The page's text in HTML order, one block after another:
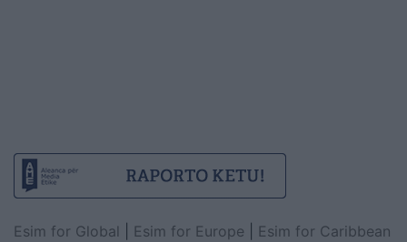
Esim for Global Esim for Europe
Esim for Caribbean